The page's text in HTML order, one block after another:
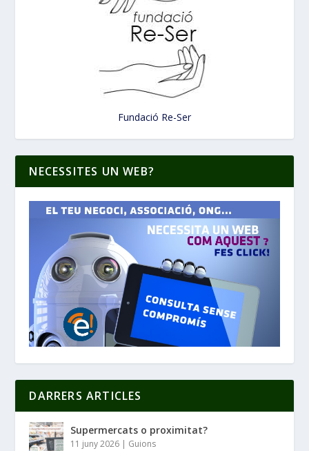
Fundació Re-Ser
NECESSITES UN WEB?
DARRERS ARTICLES
Supermercats o proximitat?
11 juny 2026 | Guions